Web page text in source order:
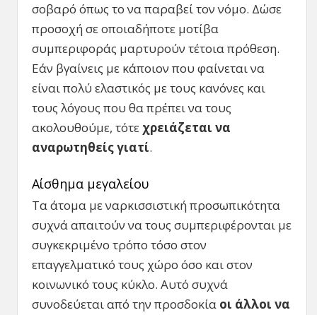
σοβαρό όπως το να παραβεί τον νόμο. Δώσε
προσοχή σε οποιαδήποτε μοτίβα
συμπεριφοράς μαρτυρούν τέτοια πρόθεση.
Εάν βγαίνεις με κάποιον που φαίνεται να
είναι πολύ ελαστικός με τους κανόνες και
τους λόγους που θα πρέπει να τους
ακολουθούμε, τότε χρειάζεται να
αναρωτηθείς γιατί.
Αίσθημα μεγαλείου
Τα άτομα με ναρκισσιστική προσωπικότητα
συχνά απαιτούν να τους συμπεριφέρονται με
συγκεκριμένο τρόπο τόσο στον
επαγγελματικό τους χώρο όσο και στον
κοινωνικό τους κύκλο. Αυτό συχνά
συνοδεύεται από την προσδοκία οι άλλοι να